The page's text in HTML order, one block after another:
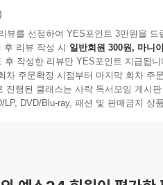
뷰를 선정하여 YES포인트 3만원을 드
후 리뷰 작성 시 일반회원 300원, 마니
후 작성한 리뷰만 YES포인트 지급됩니
차 주문확정 시점부터 마지막 회차 주
진행된 클래스는 사락 독서모임 게시
LP, DVD/Blu-ray, 패션 및 판매금지 상